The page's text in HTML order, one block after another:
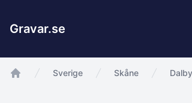
Gravar.se
Sverige Skåne